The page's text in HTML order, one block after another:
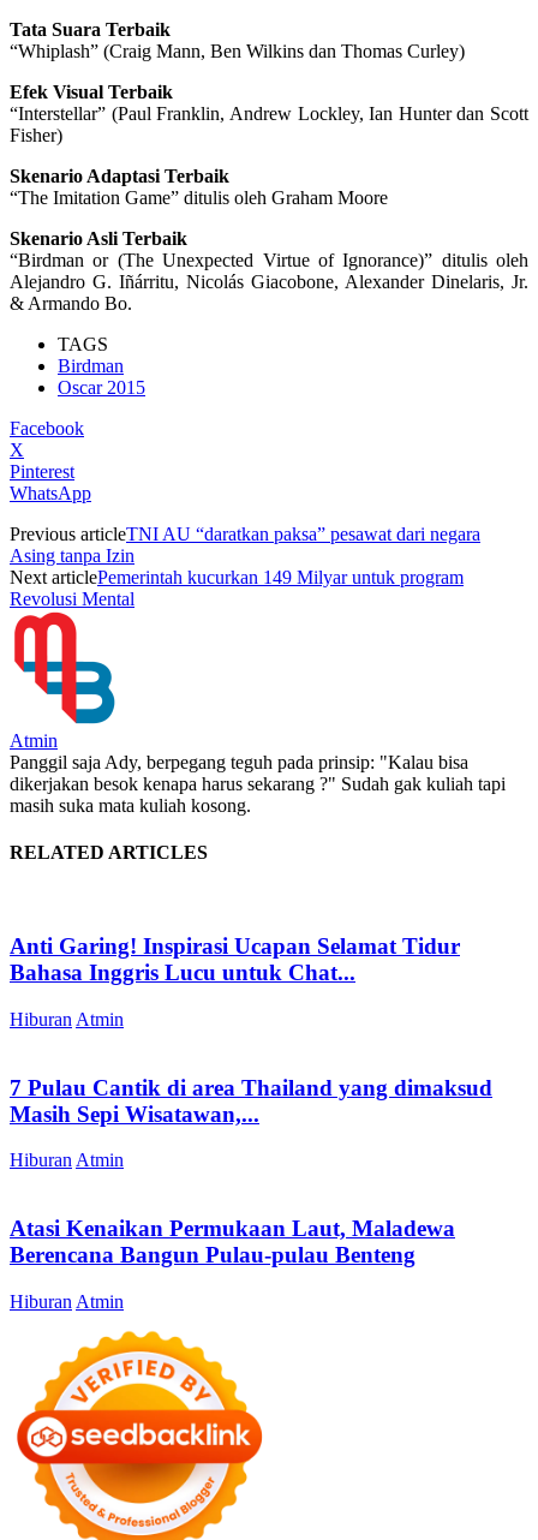
Tata Suara Terbaik
“Whiplash” (Craig Mann, Ben Wilkins dan Thomas Curley)
Efek Visual Terbaik
“Interstellar” (Paul Franklin, Andrew Lockley, Ian Hunter dan Scott
Fisher)
Skenario Adaptasi Terbaik
“The Imitation Game” ditulis oleh Graham Moore
Skenario Asli Terbaik
“Birdman or (The Unexpected Virtue of Ignorance)” ditulis oleh
Alejandro G. Iñárritu, Nicolás Giacobone, Alexander Dinelaris, Jr.
& Armando Bo.
TAGS
Birdman
Oscar 2015
Facebook
X
Pinterest
WhatsApp
Previous articleTNI AU “daratkan paksa” pesawat dari negara
Asing tanpa Izin
Next articlePemerintah kucurkan 149 Milyar untuk program
Revolusi Mental
Atmin
Panggil saja Ady, berpegang teguh pada prinsip: "Kalau bisa
dikerjakan besok kenapa harus sekarang ?" Sudah gak kuliah tapi
masih suka mata kuliah kosong.
RELATED ARTICLES
Anti Garing! Inspirasi Ucapan Selamat Tidur
Bahasa Inggris Lucu untuk Chat...
Hiburan Atmin
7 Pulau Cantik di area Thailand yang dimaksud
Masih Sepi Wisatawan,...
Hiburan Atmin
Atasi Kenaikan Permukaan Laut, Maladewa
Berencana Bangun Pulau-pulau Benteng
Hiburan Atmin